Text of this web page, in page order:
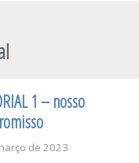
1 – nosso
de 2023